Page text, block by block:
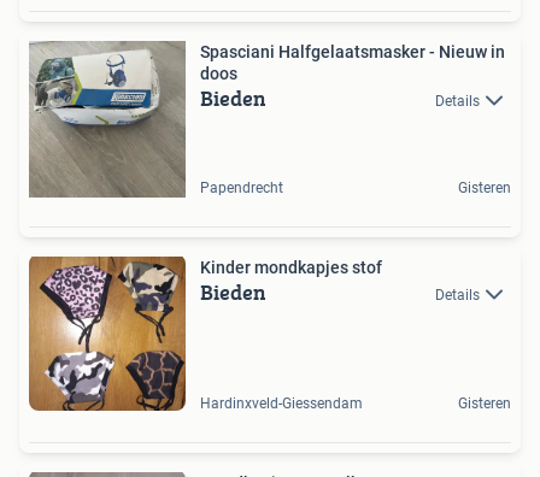
Spasciani Halfgelaatsmasker - Nieuw in
doos
Bieden Details
Papendrecht Gisteren
Kinder mondkapjes stof
Bieden Details
Hardinxveld-Giessendam Gisteren